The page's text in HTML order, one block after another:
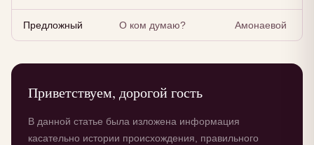
Предложный О ком думаю? Амонаевой
Приветствуем, дорогой гость
В данной статье была изложена информация
касательно истории происхождения, правильного